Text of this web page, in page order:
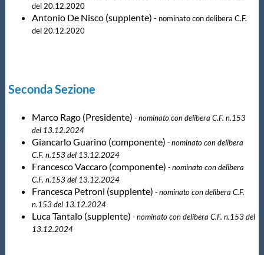
del 20.12.2020
Antonio De Nisco (supplente) - nominato con delibera C.F.
del 20.12.2020
Seconda Sezione
Marco Rago (Presidente) - nominato con delibera C.F. n.153
del 13.12.2024
Giancarlo Guarino (componente) - nominato con delibera
C.F. n.153 del 13.12.2024
Francesco Vaccaro (componente) - nominato con delibera
C.F. n.153 del 13.12.2024
Francesca Petroni (supplente) - nominato con delibera C.F.
n.153 del 13.12.2024
Luca Tantalo (supplente) - nominato con delibera C.F. n.153 del
13.12.2024